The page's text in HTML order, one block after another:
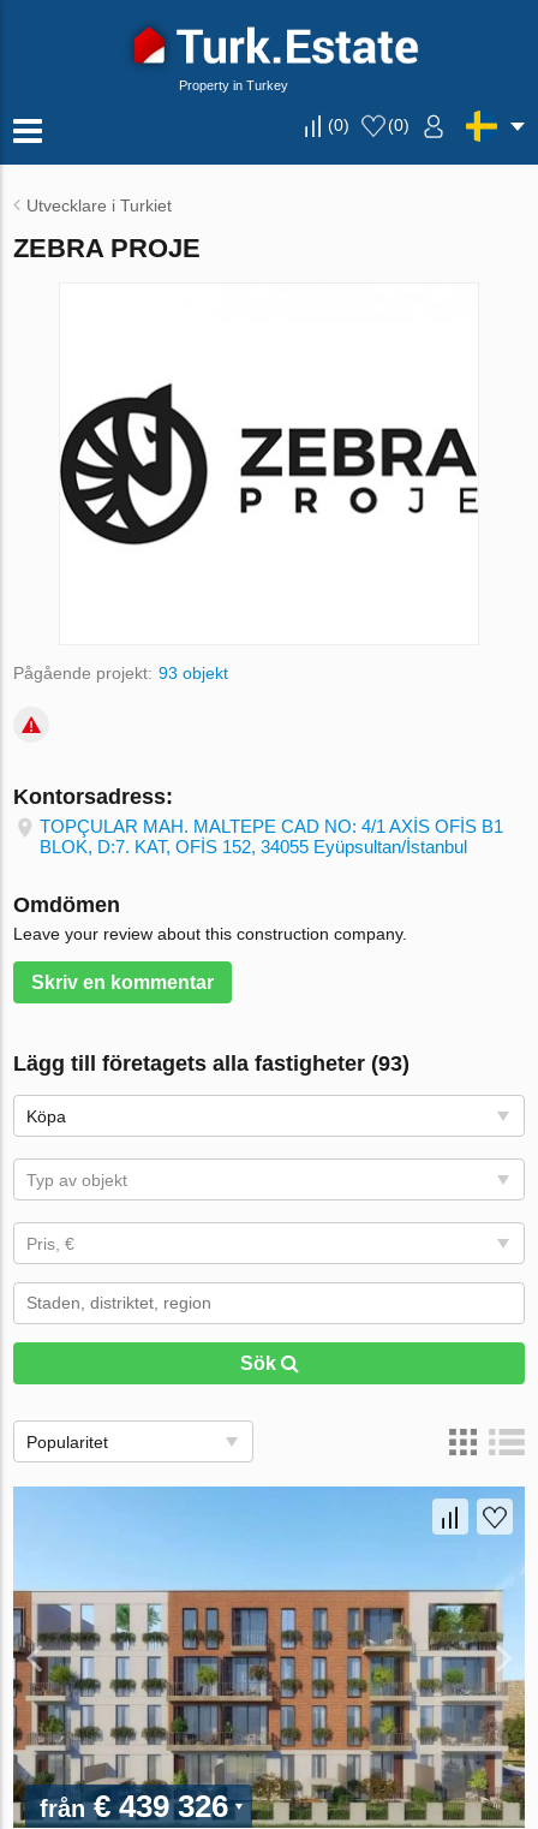
Property in Turkey
(0) (0)
Utvecklare i Turkiet
ZEBRA PROJE
Pågående projekt: 93 objekt
Kontorsadress:
TOPÇULAR MAH. MALTEPE CAD NO: 4/1 AXİS OFİS B1
BLOK, D:7. KAT, OFİS 152, 34055 Eyüpsultan/İstanbul
Omdömen
Leave your review about this construction company.
Skriv en kommentar
Lägg till företagets alla fastigheter (93)
Köpa
Typ av objekt
Pris, €
Sök
Popularitet
från€ 439 326